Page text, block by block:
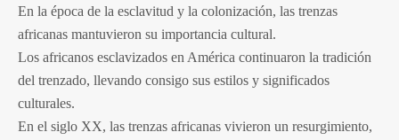
En la época de la esclavitud y la colonización, las trenzas
africanas mantuvieron su importancia cultural.
Los africanos esclavizados en América continuaron la tradición
del trenzado, llevando consigo sus estilos y significados
culturales.
En el siglo XX, las trenzas africanas vivieron un resurgimiento,